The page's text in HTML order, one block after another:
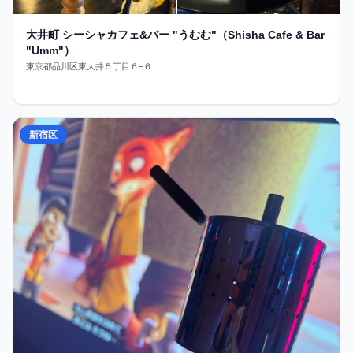
大井町 シーシャカフェ&バー "うむむ"（Shisha Cafe & Bar
"Umm"）
東京都品川区東大井５丁目６−６
新宿区